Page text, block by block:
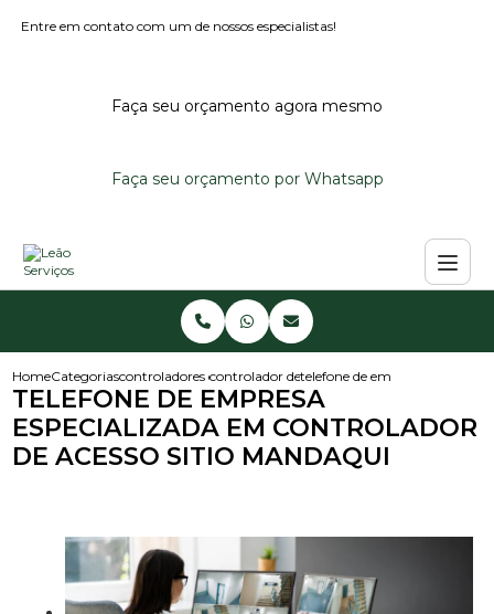
Entre em contato com um de nossos especialistas!
Faça seu orçamento agora mesmo
Faça seu orçamento por Whatsapp
HomeCategoriascontroladores de acessocontrolador de acesso portaria
telefone de empresa
TELEFONE DE EMPRESA
ESPECIALIZADA EM CONTROLADOR
DE ACESSO SITIO MANDAQUI